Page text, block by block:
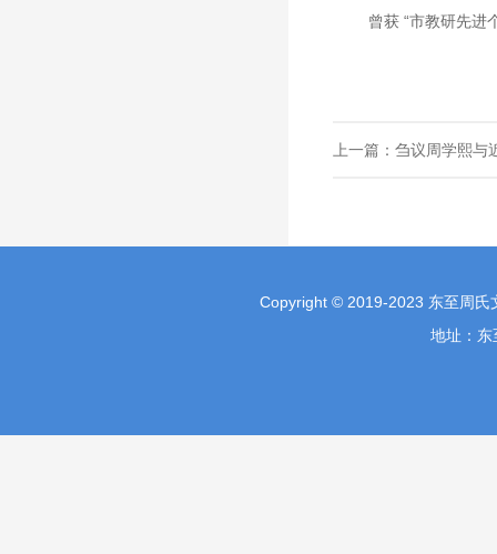
曾获 “市教研先进
上一篇： 刍议周学熙与
Copyright © 2019-2023 东至周
地址：